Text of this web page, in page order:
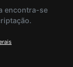
encontra-se